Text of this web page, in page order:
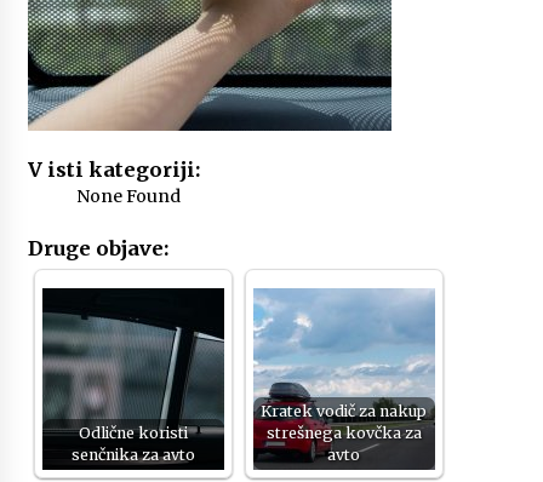
Spoznajte pravi pomen avtomobilskih brisalcev
3 months ago
Kako izbrati popoln naravni kamen za kuhinjo?
4 months ago
Delovanje DPF filtra za avto in kaj storiti, ko
odpove
4 months ago
Različne vrste strešnih nosilcev za avto in
njihove prednosti
5 months ago
V isti kategoriji:
None Found
Druge objave:
Odlične koristi
senčnika za avto
Kratek vodič za nakup
strešnega kovčka za
avto